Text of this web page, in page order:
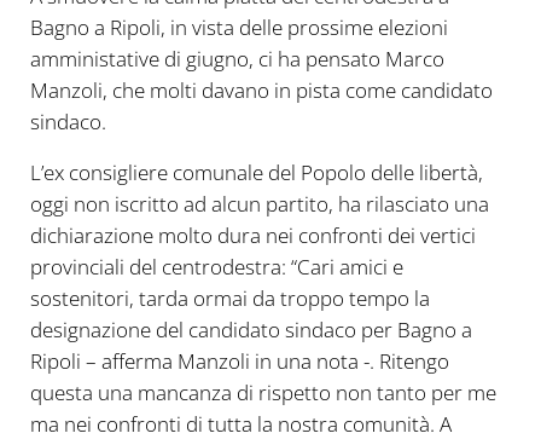
Bagno a Ripoli, in vista delle prossime elezioni
amministative di giugno, ci ha pensato Marco
Manzoli, che molti davano in pista come candidato
sindaco.
L’ex consigliere comunale del Popolo delle libertà,
oggi non iscritto ad alcun partito, ha rilasciato una
dichiarazione molto dura nei confronti dei vertici
provinciali del centrodestra: “Cari amici e
sostenitori, tarda ormai da troppo tempo la
designazione del candidato sindaco per Bagno a
Ripoli – afferma Manzoli in una nota -. Ritengo
questa una mancanza di rispetto non tanto per me
ma nei confronti di tutta la nostra comunità. A